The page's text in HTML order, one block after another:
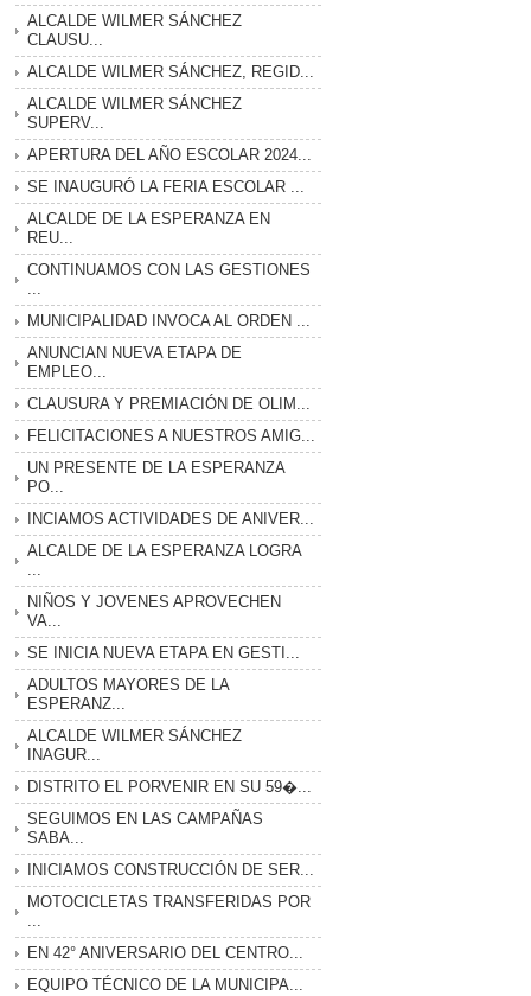
ALCALDE WILMER SÁNCHEZ
CLAUSU...
ALCALDE WILMER SÁNCHEZ, REGID...
ALCALDE WILMER SÁNCHEZ
SUPERV...
APERTURA DEL AÑO ESCOLAR 2024...
SE INAUGURÓ LA FERIA ESCOLAR ...
ALCALDE DE LA ESPERANZA EN
REU...
CONTINUAMOS CON LAS GESTIONES
MUNICIPALIDAD INVOCA AL ORDEN ...
ANUNCIAN NUEVA ETAPA DE
EMPLEO...
CLAUSURA Y PREMIACIÓN DE OLIM...
FELICITACIONES A NUESTROS AMIG...
UN PRESENTE DE LA ESPERANZA
PO...
INCIAMOS ACTIVIDADES DE ANIVER...
ALCALDE DE LA ESPERANZA LOGRA
NIÑOS Y JOVENES APROVECHEN
VA...
SE INICIA NUEVA ETAPA EN GESTI...
ADULTOS MAYORES DE LA
ESPERANZ...
ALCALDE WILMER SÁNCHEZ
INAGUR...
DISTRITO EL PORVENIR EN SU 59�...
SEGUIMOS EN LAS CAMPAÑAS
SABA...
INICIAMOS CONSTRUCCIÓN DE SER...
MOTOCICLETAS TRANSFERIDAS POR
EN 42° ANIVERSARIO DEL CENTRO...
EQUIPO TÉCNICO DE LA MUNICIPA...